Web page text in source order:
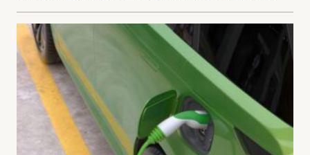
National Geographic на 2026 год. В подборку...